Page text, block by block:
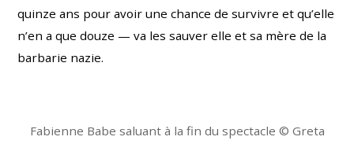
quinze ans pour avoir une chance de survivre et qu’elle
n’en a que douze — va les sauver elle et sa mère de la
barbarie nazie.
Fabienne Babe saluant à la fin du spectacle © Greta